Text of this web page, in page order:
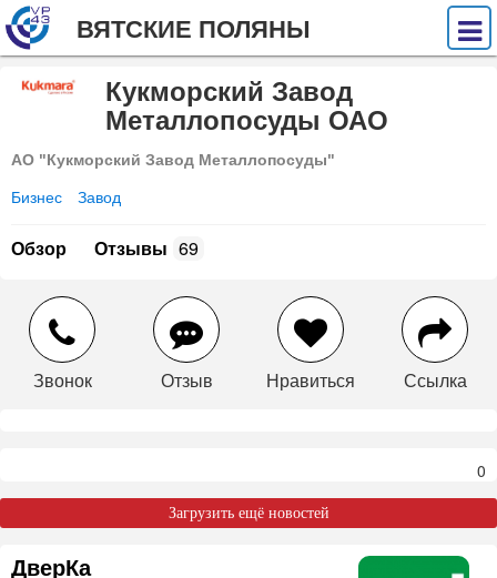
ВЯТСКИЕ ПОЛЯНЫ
Кукморский Завод
Металлопосуды ОАО
АО "Кукморский Завод Металлопосуды"
Бизнес Завод
Обзор Отзывы 69
Звонок Отзыв Нравиться Ссылка
0
Загрузить ещё новостей
ДверКа